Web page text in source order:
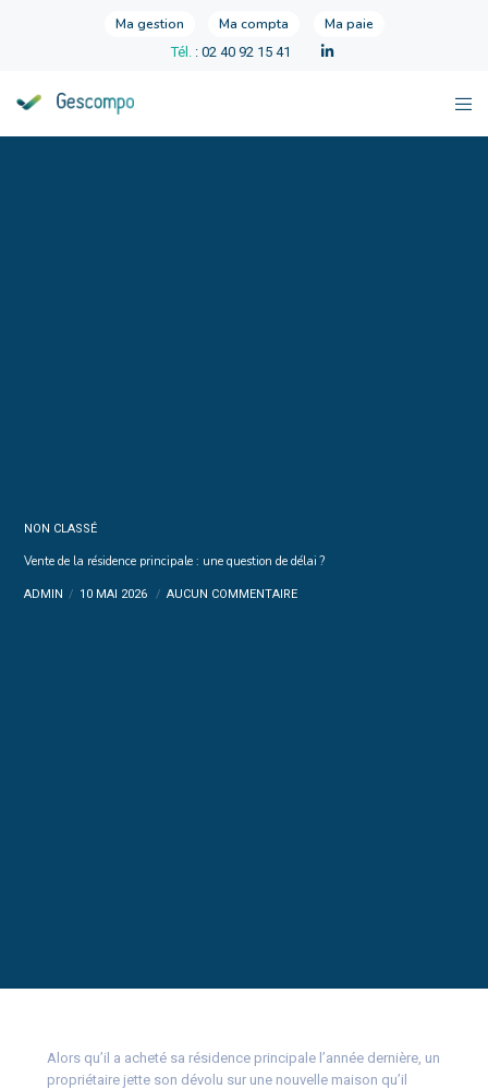
Ma gestion Ma compta Ma paie
Tél. : 02 40 92 15 41
NON CLASSÉ
Vente de la résidence principale : une question de délai ?
ADMIN 10 MAI 2026 AUCUN COMMENTAIRE
Alors qu’il a acheté sa résidence principale l’année dernière, un
propriétaire jette son dévolu sur une nouvelle maison qu’il